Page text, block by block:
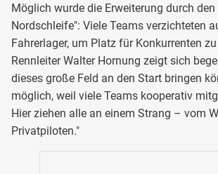
Möglich wurde die Erweiterung durch den
Nordschleife": Viele Teams verzichteten
Fahrerlager, um Platz für Konkurrenten
Rennleiter Walter Hornung zeigt sich
dieses große Feld an den Start bringen
möglich, weil viele Teams kooperativ
Hier ziehen alle an einem Strang – vom
Privatpiloten."